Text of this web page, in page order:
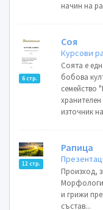
начин на
6 стр.
Соя
Курсови
Соята е
бобова
семейство
източник
12 стр.
Рапица
Произход,
и грижи
състав...